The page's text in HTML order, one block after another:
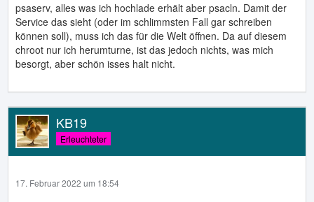
psaserv, alles was ich hochlade erhält aber psacln. Damit der
Service das sieht (oder im schlimmsten Fall gar schreiben
können soll), muss ich das für die Welt öffnen. Da auf diesem
chroot nur ich herumturne, ist das jedoch nichts, was mich
besorgt, aber schön isses halt nicht.
KB19
Erleuchteter
17. Februar 2022 um 18:54